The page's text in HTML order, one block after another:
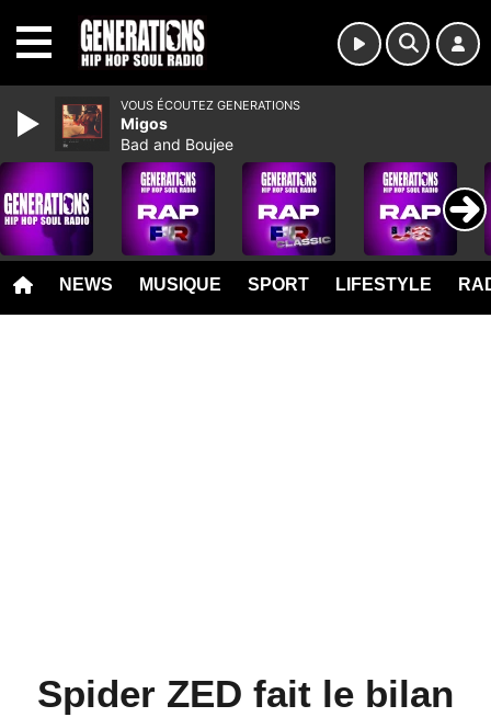
NEWS MUSIQUE SPORT LIFESTYLE
Spider ZED fait le bilan
VOUS ÉCOUTEZ GENERATIONS
Migos
Bad and Boujee